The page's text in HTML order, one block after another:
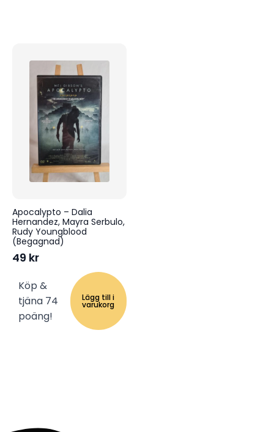
Apocalypto – Dalia
Hernandez, Mayra Serbulo,
Rudy Youngblood
(Begagnad)
49 kr
Köp &
tjäna 74
poäng!
Lägg till i
varukorg